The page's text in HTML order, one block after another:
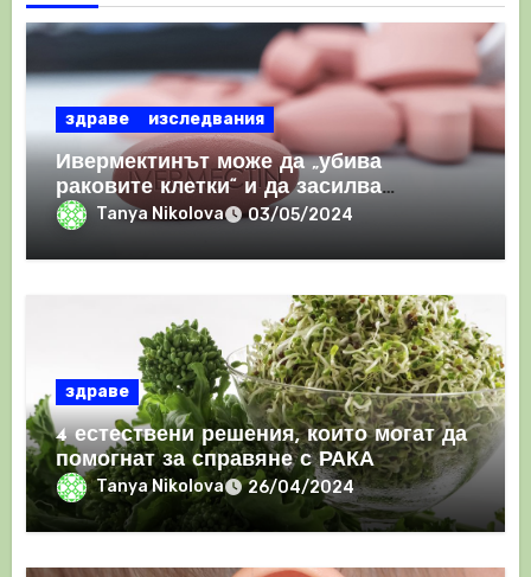
здраве изследвания
Ивермектинът може да „убива
раковите клетки“ и да засилва
имунния отговор
Tanya Nikolova 03/05/2024
здраве
4 естествени решения, които могат да
помогнат за справяне с РАКА
Tanya Nikolova 26/04/2024